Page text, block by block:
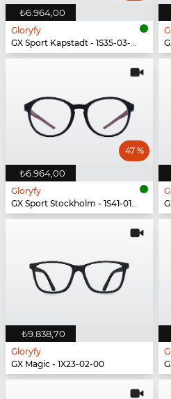
₺6.964,00
Gloryfy
GX Sport Kapstadt - 1S35-03-00
₺6.964,00
47 %
Gloryfy
GX Sport Stockholm - 1S41-01-00
₺9.838,70
Gloryfy
GX Magic - 1X23-02-00